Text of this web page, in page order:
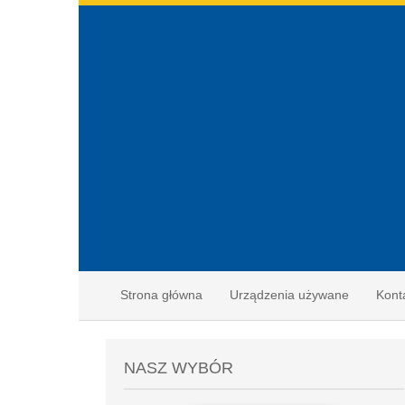
Strona główna Urządzenia używane
NASZ WYBÓR